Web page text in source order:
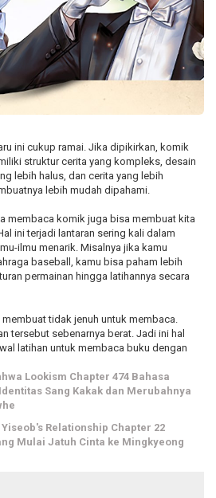
ini cukup ramai. Jika dipikirkan, komik
struktur cerita yang kompleks, desain
lebih halus, dan cerita yang lebih
lebih mudah dipahami.
membaca komik juga bisa membuat kita
ini terjadi lantaran sering kali dalam
ilmu menarik. Misalnya jika kamu
baseball, kamu bisa paham lebih
permainan hingga latihannya secara
tidak jenuh untuk membaca.
tersebut sebenarnya berat. Jadi ini hal
latihan untuk membaca buku dengan
Lookism Chapter 474 Bahasa
Sang Kakak dan Merubahnya
Relationship Chapter 22
Mulai Jatuh Cinta ke Mingkyeong